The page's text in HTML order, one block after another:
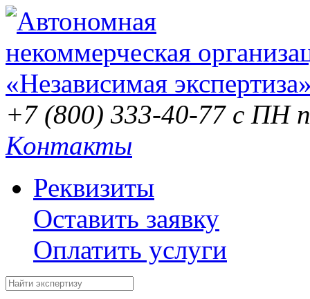
+7 (800) 333-40-77 с ПН
Контакты
Реквизиты
Оставить заявку
Оплатить услуги